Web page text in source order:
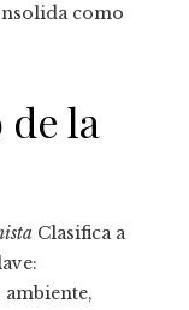
como
la
Clasifica a